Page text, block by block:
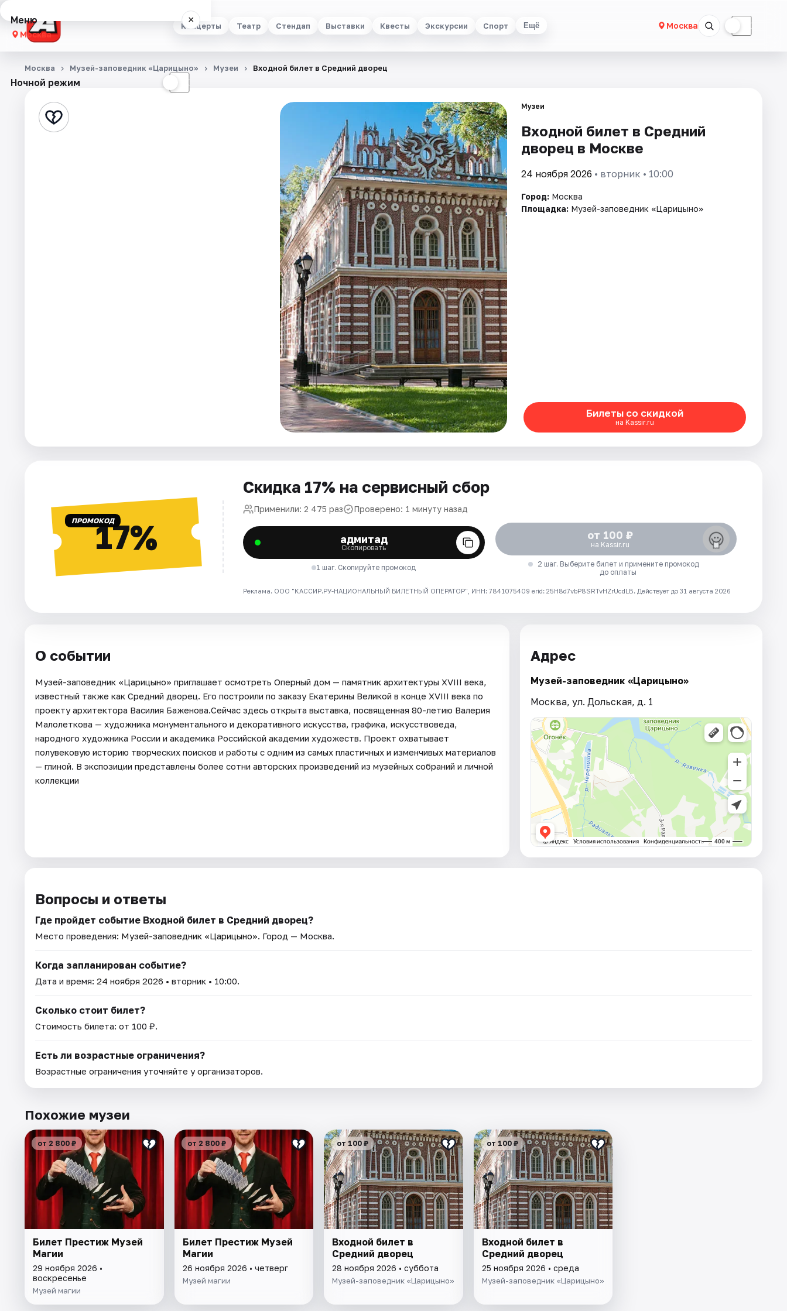
Концерты Театр Стендап Выставки Квесты Экскурсии Спорт Ещё Москва ☾
Меню ×
Москва
Концерты
Стендап
Ночной режим ☾
Москва Музей-заповедник «Царицыно» Музеи Входной билет в Средний дворец
Музеи
Входной билет в Средний
дворец в Москве
24 ноября 2026 • вторник • 10:00
Город: Москва
Площадка: Музей-заповедник «Царицыно»
Билеты со скидкой
на Kassir.ru
ПРОМОКОД17%
Скидка 17% на сервисный сбор
Применили: 2 475 раз Проверено: 1 минуту назад
адмитад
Скопировать
1 шаг. Скопируйте промокод
от 100 ₽
на Kassir.ru
2 шаг. Выберите билет и примените промокод
до оплаты
Реклама. ООО "КАССИР.РУ-НАЦИОНАЛЬНЫЙ БИЛЕТНЫЙ ОПЕРАТОР", ИНН: 7841075409 erid: 25H8d7vbP8SRTvHZrUcdLB. Действует до 31 августа 2026
О событии
Музей-заповедник «Царицыно» приглашает осмотреть Оперный дом — памятник архитектуры XVIII века,
известный также как Средний дворец. Его построили по заказу Екатерины Великой в конце XVIII века по
проекту архитектора Василия Баженова.Сейчас здесь открыта выставка, посвященная 80-летию Валерия
Малолеткова — художника монументального и декоративного искусства, графика, искусствоведа,
народного художника России и академика Российской академии художеств. Проект охватывает
полувековую историю творческих поисков и работы с одним из самых пластичных и изменчивых материалов
— глиной. В экспозиции представлены более сотни авторских произведений из музейных собраний и личной
коллекции
Адрес
Музей-заповедник «Царицыно»
Москва, ул. Дольская, д. 1
Вопросы и ответы
Где пройдет событие Входной билет в Средний дворец?
Место проведения: Музей-заповедник «Царицыно». Город — Москва.
Когда запланирован событие?
Дата и время: 24 ноября 2026 • вторник • 10:00.
Сколько стоит билет?
Стоимость билета: от 100 ₽.
Есть ли возрастные ограничения?
Возрастные ограничения уточняйте у организаторов.
Похожие музеи
от 2 800 ₽
Билет Престиж Музей
Магии
29 ноября 2026 •
воскресенье
Музей магии
от 2 800 ₽
Билет Престиж Музей
Магии
26 ноября 2026 • четверг
Музей магии
от 100 ₽
Входной билет в
Средний дворец
28 ноября 2026 • суббота
Музей-заповедник «Царицыно»
от 100 ₽
Входной билет в
Средний дворец
25 ноября 2026 • среда
Музей-заповедник «Царицыно»